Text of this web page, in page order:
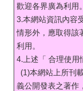
歡迎各界廣為利用。
3.本網站資訊內容
情形外，應取得該
利用。
4.上述「 合理使用
(1)本網站上所刊
義公開發表之著作